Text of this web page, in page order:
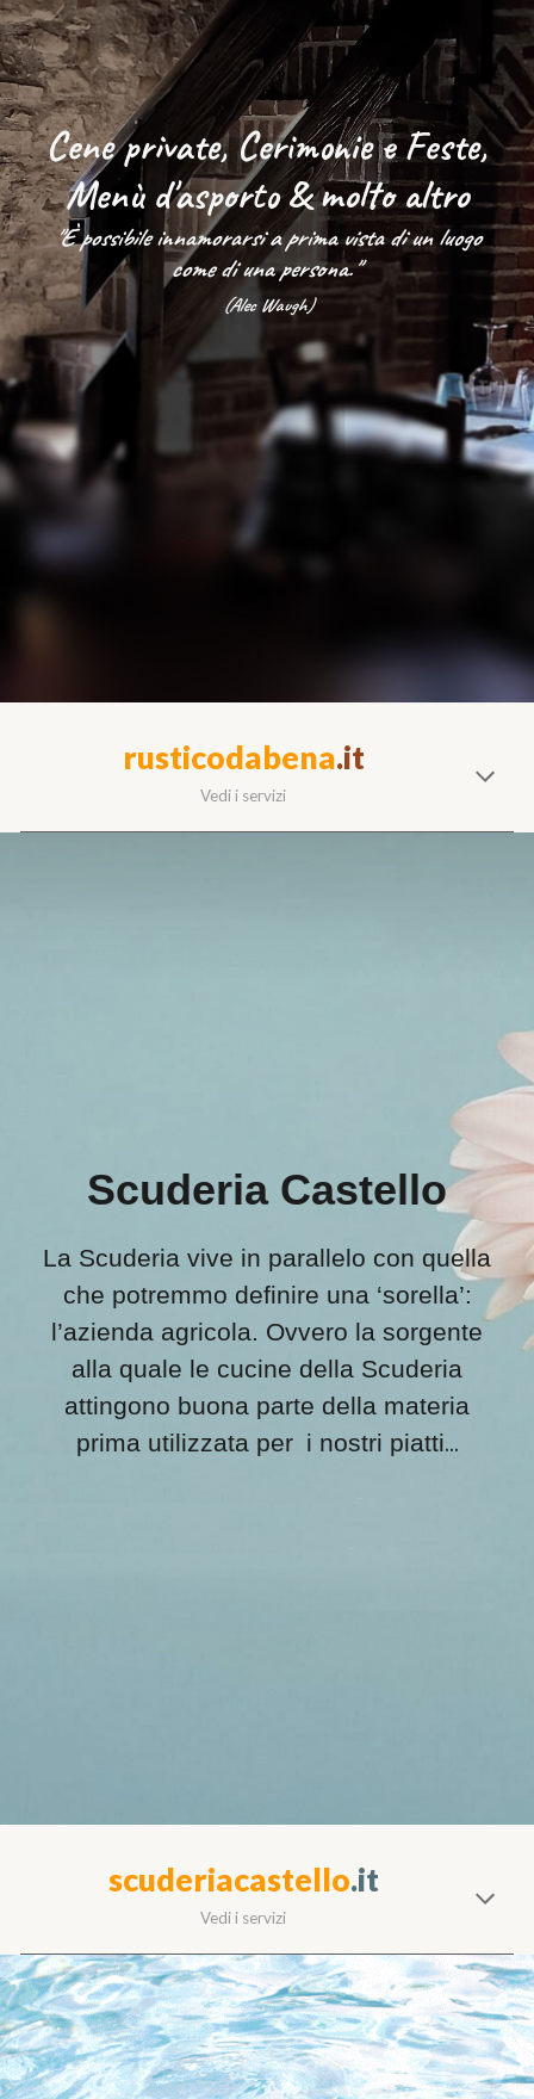
Cene private, Cerimonie e Feste,
Menù d'asporto & molto altro
"È possibile innamorarsi a prima vista di un luogo
come di una persona."
(Alec Waugh)
rusticodabena.it
Vedi i servizi
Scuderia Castello
La Scuderia vive in parallelo con quella
che potremmo definire una ‘sorella’:
l’azienda agricola. Ovvero la sorgente
alla quale le cucine della Scuderia
attingono buona parte della materia
prima utilizzata per i nostri piatti...
scuderiacastello.it
Vedi i servizi